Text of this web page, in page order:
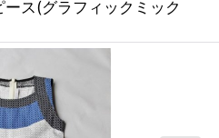
ス(グラフィックミック